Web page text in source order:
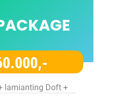
lamianting Doft +